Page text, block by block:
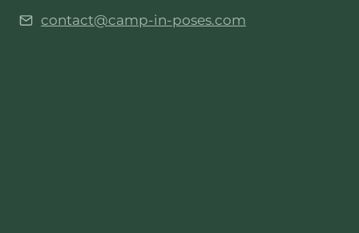
contact@camp-in-poses.com